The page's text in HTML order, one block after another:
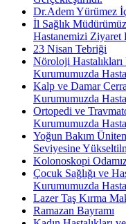
Dr.Adem Yürümez
İl Sağlık
Hastanemizi Ziyaret
23 Nisan Tebriği
Nöroloji
Kurumumuzda
Kalp ve Damar
Kurumumuzda
Ortopedi ve
Kurumumuzda
Yoğun Bakım
Seviyesine
Kolonoskopi
Çocuk Sağlığı ve
Kurumumuzda
Lazer Taş Kırma
Ramazan Bayramı